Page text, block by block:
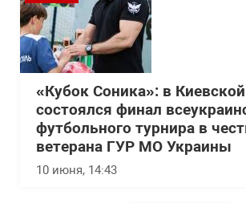
«Кубок Соника»: в
состоялся финал
футбольного турнира в
ветерана ГУР МО Украины
10 июня, 14:43